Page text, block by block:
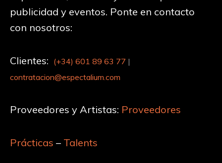
publicidad y eventos. Ponte en contacto
con nosotros:
Clientes: (+34) 601 89 63 77 |
contratacion@espectalium.com
Proveedores y Artistas: Proveedores
Prácticas – Talents